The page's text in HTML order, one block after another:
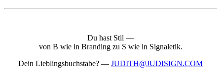
Du hast Stil —
von B wie in Branding zu S wie in Signaletik.
Dein Lieblingsbuchstabe? — JUDITH@JUDISIGN.COM